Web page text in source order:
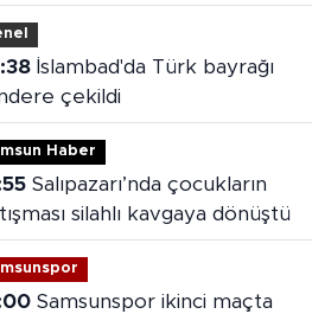
İslambad'da Türk bayrağı
çekildi
Haber
Salıpazarı’nda çocukların
silahlı kavgaya dönüştü
Samsunspor ikinci maçta